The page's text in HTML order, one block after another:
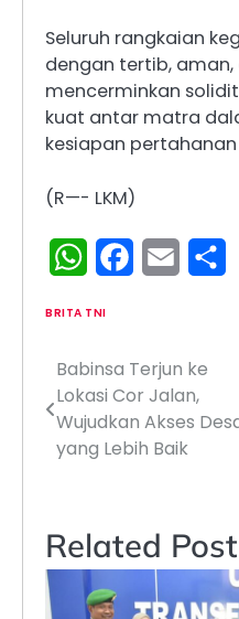
Seluruh rangkaian
dengan tertib, aman,
mencerminkan
kuat antar matra
kesiapan
(R—- LKM)
WhatsAppFacebook
Email
BRITA TNI
Navigasi
pos
Babinsa Terjun ke
Lokasi Cor Jalan,
Wujudkan Akses
yang Lebih Baik
Related